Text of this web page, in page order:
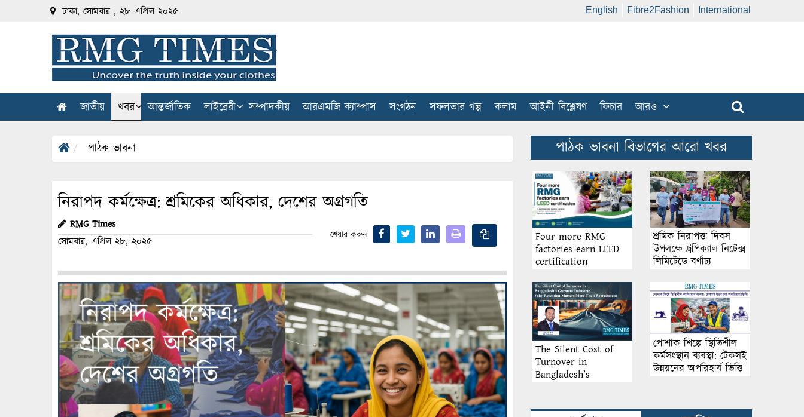
ঢাকা, সোমবার , ২৮ এপ্রিল ২০২৫ English Fibre2Fashion International
জাতীয় খবর আন্তর্জাতিক লাইব্রেরী সম্পাদকীয় আরএমজি ক্যাম্পাস সংগঠন সফলতার গল্প কলাম আইনী বিশ্লেষণ ফিচার আরও
পাঠক ভাবনা
নিরাপদ কর্মক্ষেত্র: শ্রমিকের অধিকার, দেশের অগ্রগতি
RMG Times
সোমবার, এপ্রিল ২৮, ২০২৫
শেয়ার করুন
পাঠক ভাবনা বিভাগের আরো খবর
Four more RMG
factories earn LEED
certification
শ্রমিক নিরাপত্তা দিবস
উপলক্ষে ট্রপিক্যাল নিটেক্স
লিমিটেডে বর্ণাঢ্য
The Silent Cost of
Turnover in
Bangladesh’s
Matters More Than
পোশাক শিল্পে স্থিতিশীল
কর্মসংস্থান ব্যবস্থা: টেকসই
উন্নয়নের অপরিহার্য ভিত্তি